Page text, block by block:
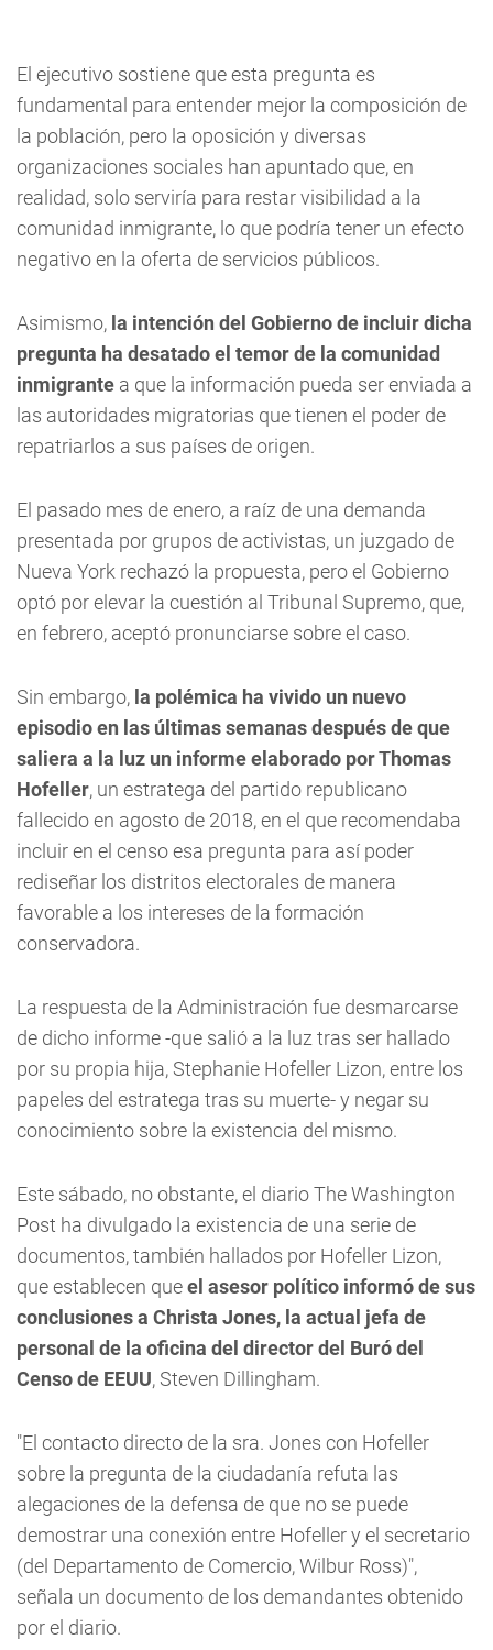
El ejecutivo sostiene que esta pregunta es
fundamental para entender mejor la composición de
la población, pero la oposición y diversas
organizaciones sociales han apuntado que, en
realidad, solo serviría para restar visibilidad a la
comunidad inmigrante, lo que podría tener un efecto
negativo en la oferta de servicios públicos.
Asimismo, la intención del Gobierno de incluir dicha
pregunta ha desatado el temor de la comunidad
inmigrante a que la información pueda ser enviada a
las autoridades migratorias que tienen el poder de
repatriarlos a sus países de origen.
El pasado mes de enero, a raíz de una demanda
presentada por grupos de activistas, un juzgado de
Nueva York rechazó la propuesta, pero el Gobierno
optó por elevar la cuestión al Tribunal Supremo, que,
en febrero, aceptó pronunciarse sobre el caso.
Sin embargo, la polémica ha vivido un nuevo
episodio en las últimas semanas después de que
saliera a la luz un informe elaborado por Thomas
Hofeller, un estratega del partido republicano
fallecido en agosto de 2018, en el que recomendaba
incluir en el censo esa pregunta para así poder
rediseñar los distritos electorales de manera
favorable a los intereses de la formación
conservadora.
La respuesta de la Administración fue desmarcarse
de dicho informe -que salió a la luz tras ser hallado
por su propia hija, Stephanie Hofeller Lizon, entre los
papeles del estratega tras su muerte- y negar su
conocimiento sobre la existencia del mismo.
Este sábado, no obstante, el diario The Washington
Post ha divulgado la existencia de una serie de
documentos, también hallados por Hofeller Lizon,
que establecen queel asesor político informó de sus
conclusiones a Christa Jones, la actual jefa de
personal de la oficina del director del Buró del
Censo de EEUU, Steven Dillingham.
"El contacto directo de la sra. Jones con Hofeller
sobre la pregunta de la ciudadanía refuta las
alegaciones de la defensa de que no se puede
demostrar una conexión entre Hofeller y el secretario
(del Departamento de Comercio, Wilbur Ross)",
señala un documento de los demandantes obtenido
por el diario.